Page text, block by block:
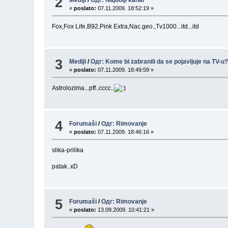
«poslato: 07.11.2009. 18:52:19 »
Fox,Fox Life,B92,Pink Extra,Nac.geo.,Tv1000...itd...itd
3 Mediji /Одг: Kome bi zabranili da se pojavljuje na TV-
«poslato: 07.11.2009. 18:49:59 »
Astrolozima...pff..cccc..
4 Forumaši /Одг: Rimovanje
«poslato: 07.11.2009. 18:46:16 »
slika-prilika
patak..xD
5 Forumaši /Одг: Rimovanje
«poslato: 13.09.2009. 10:41:21 »